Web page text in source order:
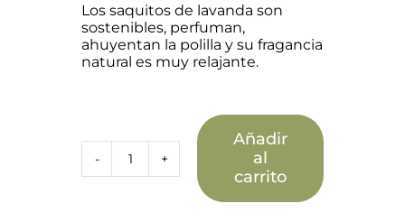
Los saquitos de lavanda son
sostenibles, perfuman,
ahuyentan la polilla y su fragancia
natural es muy relajante.
Saquito
de
Añadir
al
carrito